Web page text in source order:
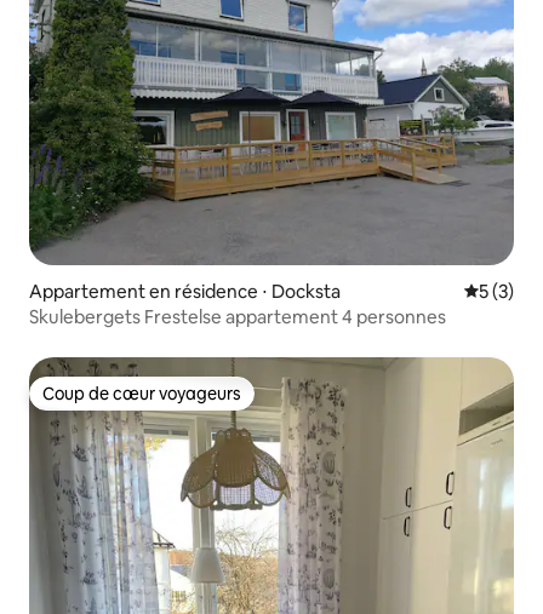
Appartement en résidence ⋅ Docksta
5 (3)
Skulebergets Frestelse appartement 4 personnes
Coup de cœur voyageurs
Coup de cœur voyageurs